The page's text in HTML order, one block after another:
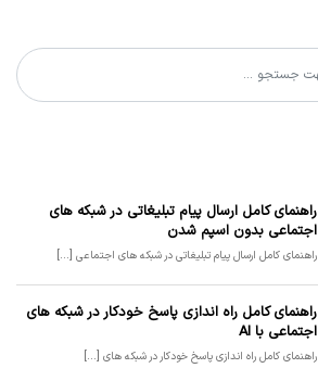
راهنمای کامل ارسال پیام تبلیغاتی در شبکه های
اجتماعی بدون اسپم شدن
راهنمای کامل ارسال پیام تبلیغاتی در شبکه های اجتماعی [...]
راهنمای کامل راه اندازی پاسخ خودکار در شبکه های
اجتماعی با AI
راهنمای کامل راه اندازی پاسخ خودکار در شبکه های [...]